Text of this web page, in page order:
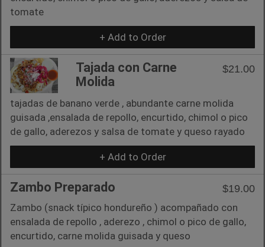
tomate
+ Add to Order
Tajada con Carne
Molida
$21.00
tajadas de banano verde , abundante carne molida
guisada ,ensalada de repollo, encurtido, chimol o pico
de gallo, aderezos y salsa de tomate y queso rayado
+ Add to Order
Zambo Preparado
$19.00
Zambo (snack típico hondureño ) acompañado con
ensalada de repollo , aderezo , chimol o pico de gallo,
encurtido, carne molida guisada y queso